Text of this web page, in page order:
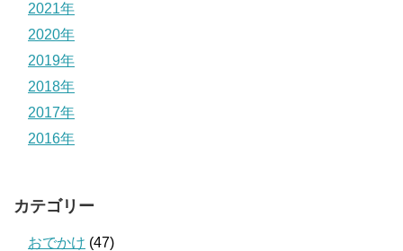
2021年
2020年
2019年
2018年
2017年
2016年
カテゴリー
おでかけ (47)